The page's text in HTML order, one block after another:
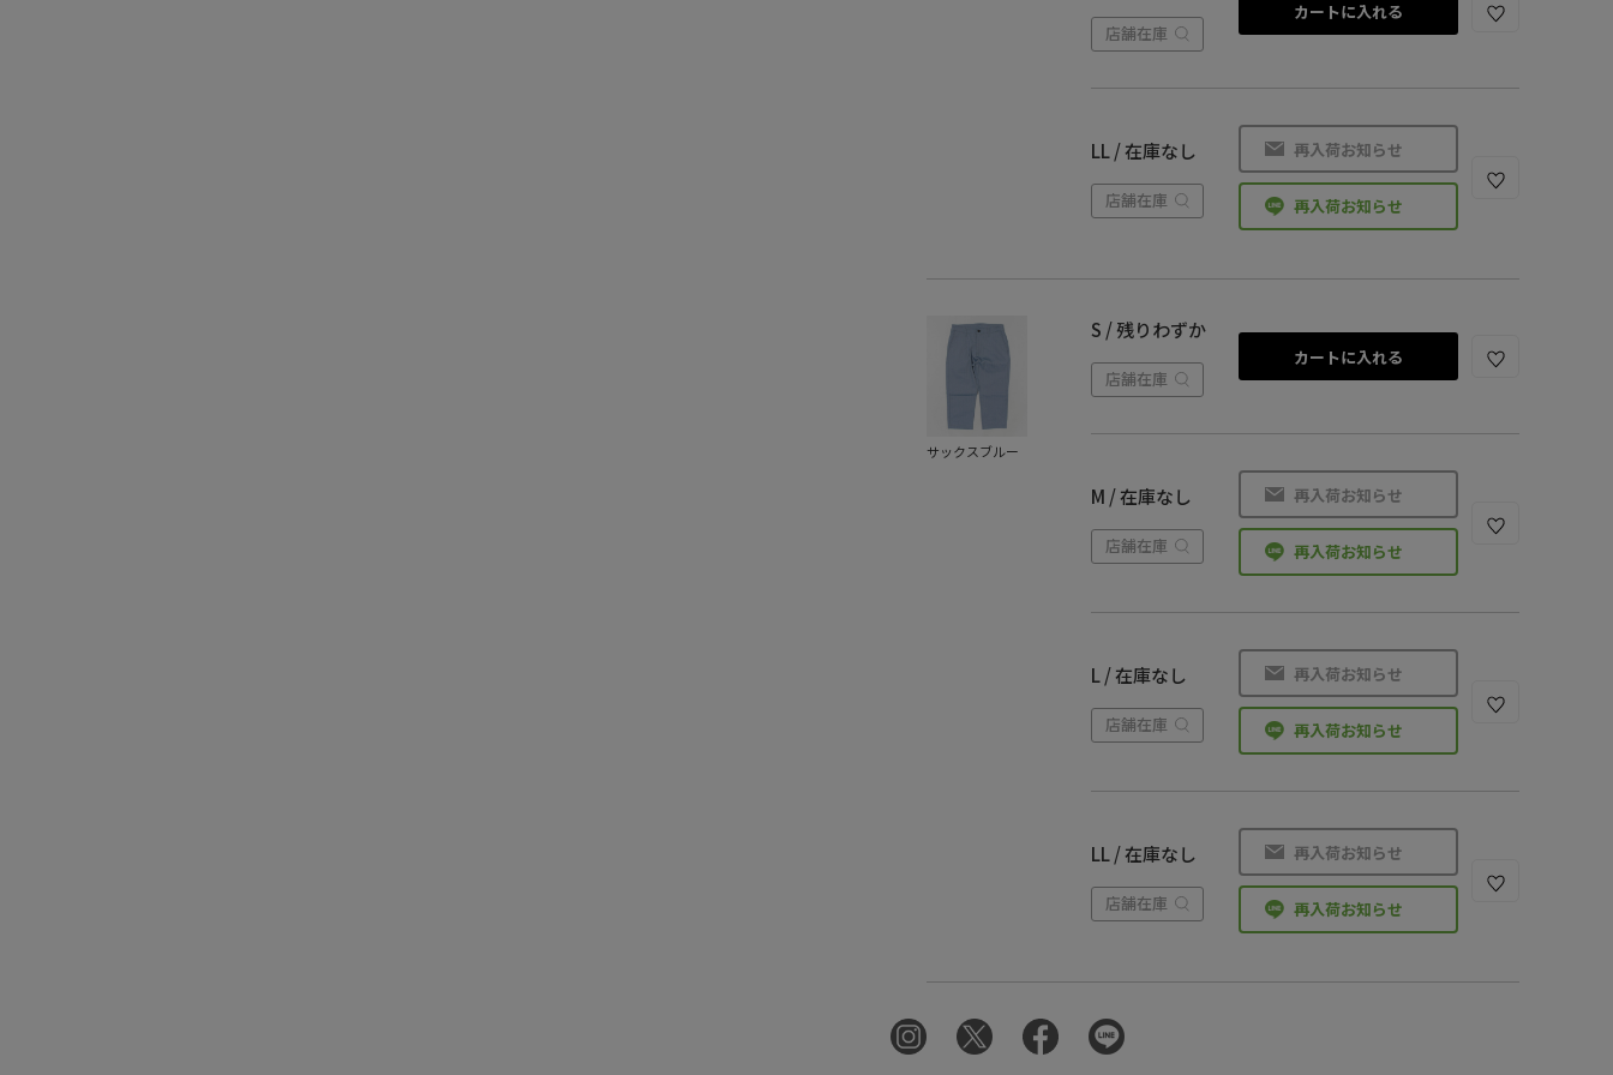
店舗在庫
カートに入れる
LL / 在庫なし
店舗在庫
再入荷お知らせ
再入荷お知らせ
サックスブルー
S / 残りわずか
店舗在庫
カートに入れる
M / 在庫なし
店舗在庫
再入荷お知らせ
再入荷お知らせ
L / 在庫なし
店舗在庫
再入荷お知らせ
再入荷お知らせ
LL / 在庫なし
店舗在庫
再入荷お知らせ
再入荷お知らせ